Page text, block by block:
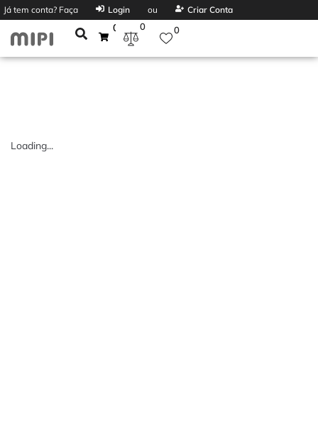
Já tem conta? Faça Login ou Criar Conta
0 0 0
Loading...